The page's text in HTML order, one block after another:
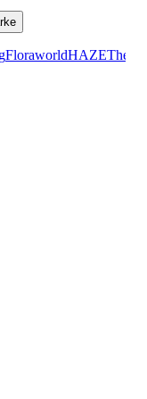
FloraworldHAZEThelit